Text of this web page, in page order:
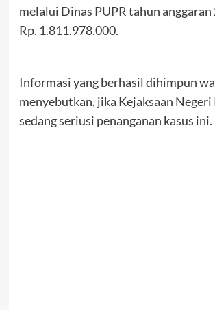
melalui Dinas PUPR tahun anggaran
Rp. 1.811.978.000.
Informasi yang berhasil dihimpun
menyebutkan, jika Kejaksaan Negeri
sedang seriusi penanganan kasus ini.